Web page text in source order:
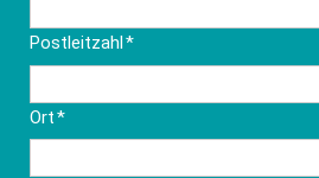
Pflichtfeld
Postleitzahl *
Pflichtfeld
Ort*